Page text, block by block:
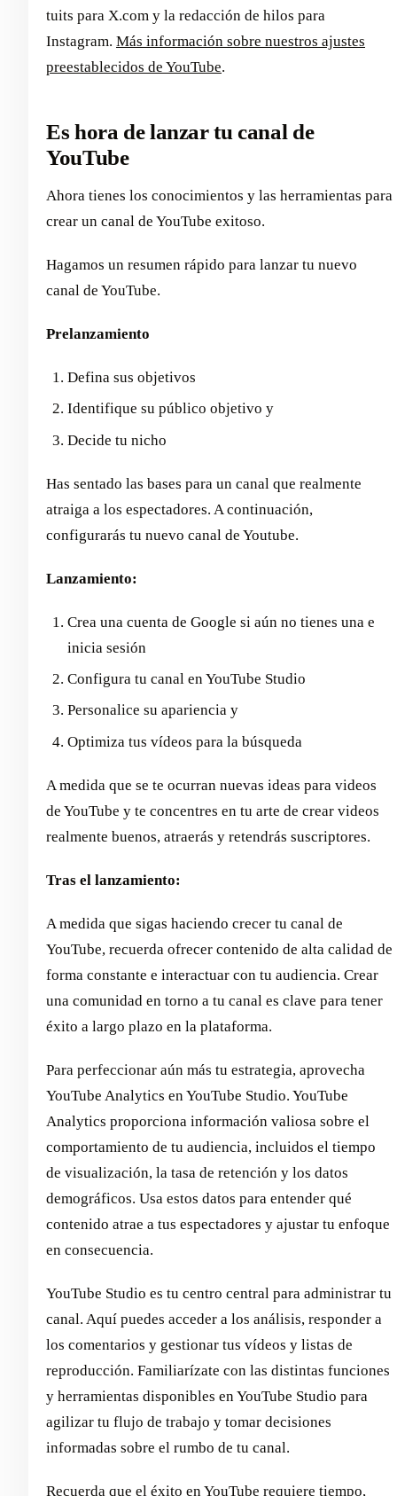
tuits para X.com y la redacción de hilos para
Instagram. Más información sobre nuestros ajustes
preestablecidos de YouTube.
Es hora de lanzar tu canal de
YouTube
Ahora tienes los conocimientos y las herramientas para
crear un canal de YouTube exitoso.
Hagamos un resumen rápido para lanzar tu nuevo
canal de YouTube.
Prelanzamiento
Defina sus objetivos
Identifique su público objetivo y
Decide tu nicho
Has sentado las bases para un canal que realmente
atraiga a los espectadores. A continuación,
configurarás tu nuevo canal de Youtube.
Lanzamiento:
Crea una cuenta de Google si aún no tienes una e
inicia sesión
Configura tu canal en YouTube Studio
Personalice su apariencia y
Optimiza tus vídeos para la búsqueda
A medida que se te ocurran nuevas ideas para videos
de YouTube y te concentres en tu arte de crear videos
realmente buenos, atraerás y retendrás suscriptores.
Tras el lanzamiento:
A medida que sigas haciendo crecer tu canal de
YouTube, recuerda ofrecer contenido de alta calidad de
forma constante e interactuar con tu audiencia. Crear
una comunidad en torno a tu canal es clave para tener
éxito a largo plazo en la plataforma.
Para perfeccionar aún más tu estrategia, aprovecha
YouTube Analytics en YouTube Studio. YouTube
Analytics proporciona información valiosa sobre el
comportamiento de tu audiencia, incluidos el tiempo
de visualización, la tasa de retención y los datos
demográficos. Usa estos datos para entender qué
contenido atrae a tus espectadores y ajustar tu enfoque
en consecuencia.
YouTube Studio es tu centro central para administrar tu
canal. Aquí puedes acceder a los análisis, responder a
los comentarios y gestionar tus vídeos y listas de
reproducción. Familiarízate con las distintas funciones
y herramientas disponibles en YouTube Studio para
agilizar tu flujo de trabajo y tomar decisiones
informadas sobre el rumbo de tu canal.
Recuerda que el éxito en YouTube requiere tiempo,